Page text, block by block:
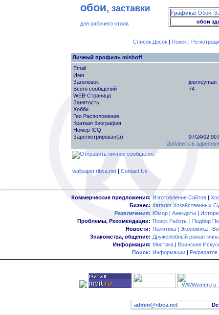
обои, заставки
для рабочего стола
Графика: Обои,
обои
Список Досок | Поиск |
Личный профиль mishoff
Email
Имя
Заголовок
journeyman
Всего сообщений
74
WEB-Страница
Занятость
Хобби
Гео Расположение
Краткая биография
Номер ICQ
Зарегистрирован(а)
07/24/02
Добавить в
wallpaper.ribca.net| Contact Us
Коммерческие предложения: Изготовление Сайтов |
Бизнес: Каталог Хозяйственных
Развлечения: Юмор | Анекдоты |
Проблемы, Рекомендации: Поиск Работы | Подбор
Новости: Политика | Экономика |
Знакомства, общение: Дружелюбный
Информация: Мистика | Воинские
Поиск: Информации | Рефератов
admin@ribca.net